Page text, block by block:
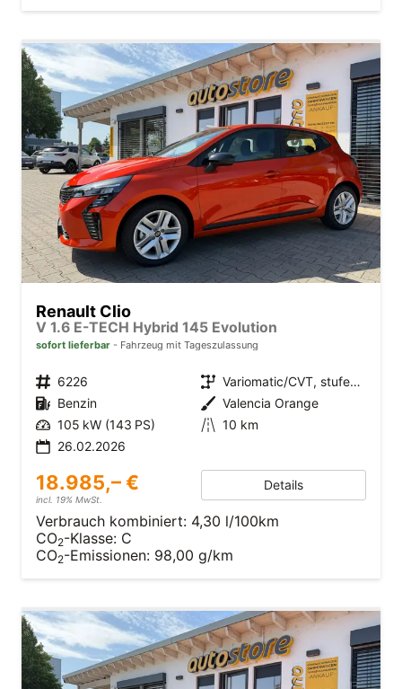
Renault Clio
V 1.6 E-TECH Hybrid 145 Evolution
sofort lieferbar Fahrzeug mit Tageszulassung
6226
Variomatic/CVT, stufenlos
Benzin
Valencia Orange
105 kW (143 PS)
10 km
26.02.2026
18.985,– €
incl. 19% MwSt.
Details
Verbrauch kombiniert: 4,30 l/100km
CO2-Klasse: C
CO2-Emissionen: 98,00 g/km